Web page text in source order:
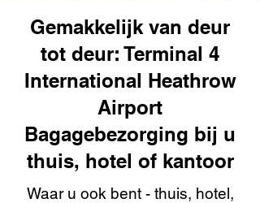
Gemakkelijk van deur
tot deur: Terminal 4
International Heathrow
Airport
Bagagebezorging bij u
thuis, hotel of kantoor
Waar u ook bent - thuis, hotel,